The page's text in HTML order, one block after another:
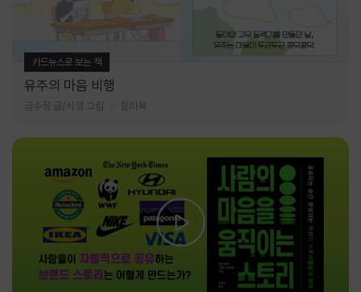
카드뉴스로 보는 책
유주의 마음 비행
금수정 글/서영 그림 찰리북